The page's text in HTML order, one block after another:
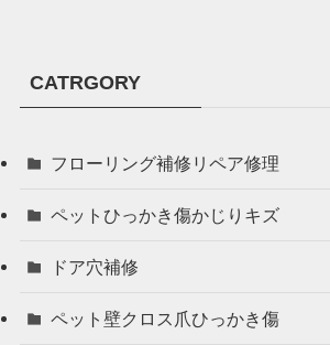
CATRGORY
フローリング補修リペア修理
ペットひっかき傷かじりキズ
ドア穴補修
ペット壁クロス爪ひっかき傷